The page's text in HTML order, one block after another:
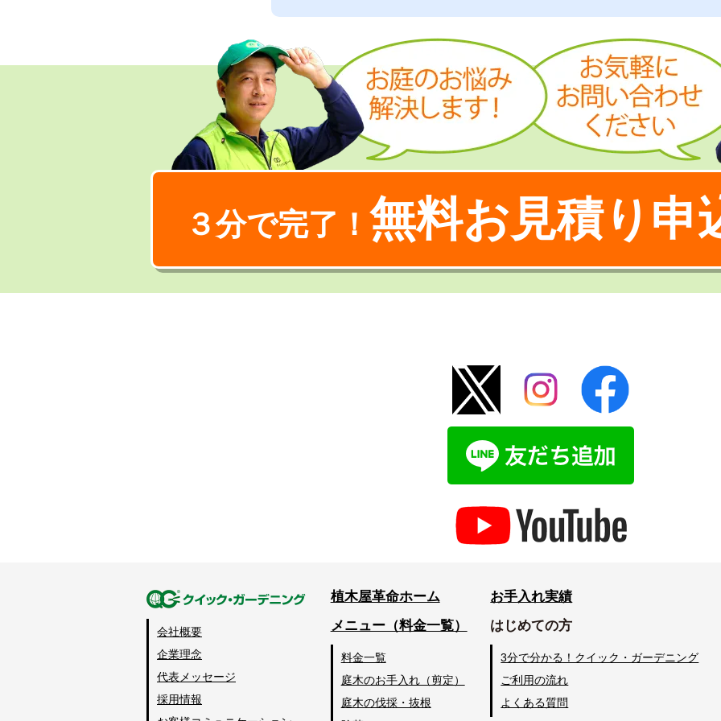
３分で完了！ 無料お見積り申
会社概要
企業理念
代表メッセージ
採用情報
植木屋革命ホーム
メニュー（料金一覧）
料金一覧
庭木のお手入れ（剪定）
庭木の伐採・抜根
お手入れ実績
はじめての方
3分で分かる！クイック・ガーデニング
ご利用の流れ
よくある質問